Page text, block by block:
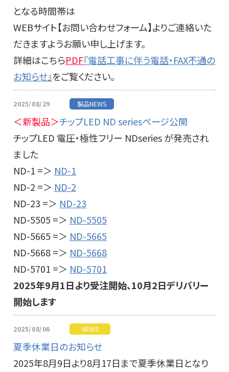
となる時間帯は
WEBサイト【お問い合わせフォーム】よりご連絡いた
だきますようお願い申し上げます。
詳細はこちらPDF『電話工事に伴う電話・FAX不通の
お知らせ』をご覧ください。
2025/08/29 製品NEWS
＜新製品＞チップLED ND seriesページ公開
チップLED 電圧・極性フリー NDseries が発売され
ました
ND-1 =＞ ND-1
ND-2 =＞ ND-2
ND-23 =＞ ND-23
ND-5505 =＞ ND-5505
ND-5665 =＞ ND-5665
ND-5668 =＞ ND-5668
ND-5701 =＞ ND-5701
2025年9月1日より受注開始、10月2日デリバリー
開始します
2025/08/06 NEWS
夏季休業日のお知らせ
2025年8月9日より8月17日まで夏季休業日となり